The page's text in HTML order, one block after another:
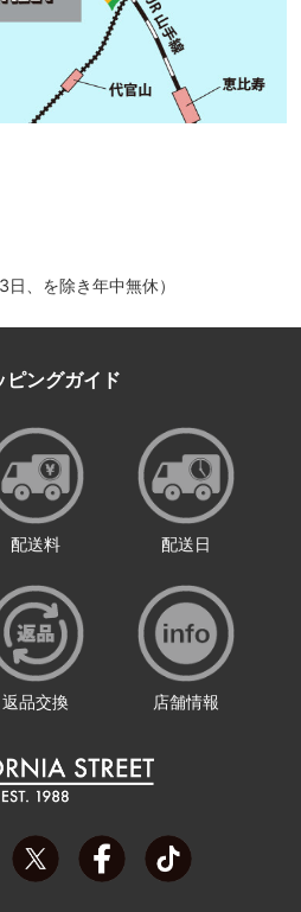
日、を除き年中無休）
ピングガイド
配送料 配送日
返品交換 店舗情報